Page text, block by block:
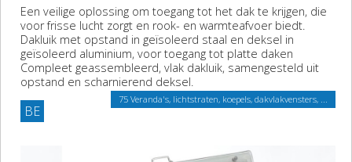
Een veilige oplossing om toegang tot het dak te krijgen, die
voor frisse lucht zorgt en rook- en warmteafvoer biedt.
Dakluik met opstand in geïsoleerd staal en deksel in
geïsoleerd aluminium, voor toegang tot platte daken
Compleet geassembleerd, vlak dakluik, samengesteld uit
opstand en scharnierend deksel.
BE
75 Veranda's, lichtstraten, koepels, dakvlakvensters, ...